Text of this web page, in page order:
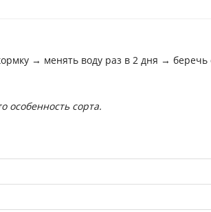
→ менять воду раз в 2 дня → беречь
особенность сорта.